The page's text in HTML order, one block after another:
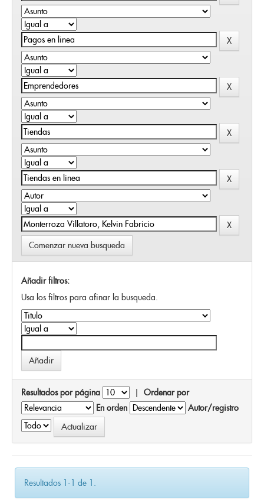
Comenzar nueva busqueda
Añadir filtros:
Usa los filtros para afinar la busqueda.
Resultados por página | Ordenar por
En orden
Autor/registro
Resultados 1-1 de 1.